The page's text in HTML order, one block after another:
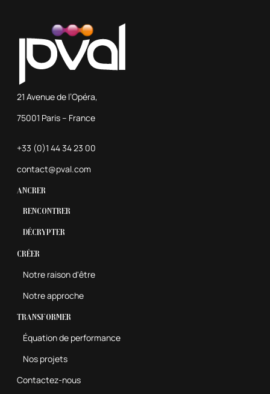
21 Avenue de l’Opéra,
75001 Paris – France
+33 (0)1 44 34 23 00
contact@pval.com
Ancrer
Rencontrer
Décrypter
Créer
Notre raison d'être
Notre approche
Transformer
Équation de performance
Nos projets
Contactez-nous